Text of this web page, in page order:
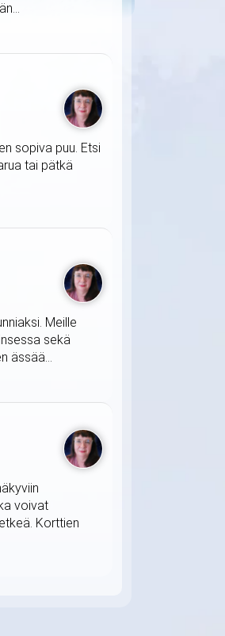
sopiva puu. Etsi
tai pätkä
Meille
sekä
ässää...
voivat
Korttien